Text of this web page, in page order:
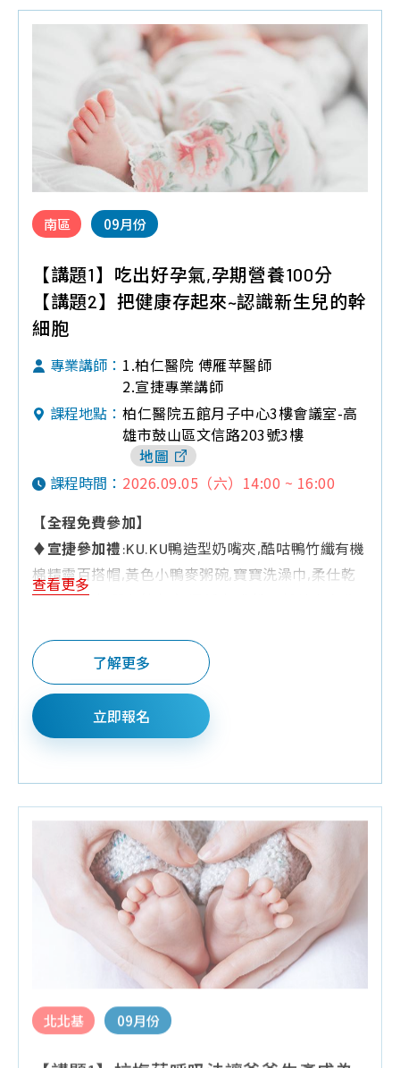
南區 09月份
【講題1】吃出好孕氣,孕期營養100分
【講題2】把健康存起來~認識新生兒的幹
細胞
專業講師： 1.柏仁醫院 傅雁苹醫師
2.宣捷專業講師
課程地點： 柏仁醫院五館月子中心3樓會議室-高
雄市鼓山區文信路203號3樓
地圖
課程時間： 2026.09.05（六）14:00 ~ 16:00
【全程免費參加】
♦宣捷參加禮 :KU.KU鴨造型奶嘴夾,酷咕鴨竹纖有機
棉精靈百搭帽,黃色小鴨麥粥碗,寶寶洗澡巾,柔仕乾
濕兩用布巾,嬰兒紗布衣,濕紙巾,典松天然草本金盞
♦Q&A有獎禮
:三層奶粉罐,旅行包面紙,小方巾,環保
餐具組,施巴體驗組,繪本童書,濕紙巾隨身包,嬰兒分
階段固牙練習組,寶寶U型防水口水巾,玻璃奶瓶,棉花
棒,酷咕鴨奶瓶160ML
♦夫妻同行禮:KUKU鴨電子體溫計
♦請攜帶媽媽手冊入場.每本限領乙次並全程參加
查看更多
了解更多
立即報名
北北基 09月份